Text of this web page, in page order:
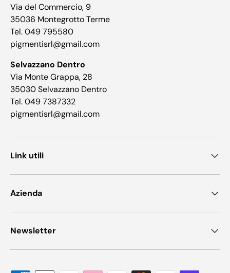
Via del Commercio, 9
35036 Montegrotto Terme
Tel. 049 795580
pigmentisrl@gmail.com
Selvazzano Dentro
Via Monte Grappa, 28
35030 Selvazzano Dentro
Tel. 049 7387332
pigmentisrl@gmail.com
Link utili
Azienda
Newsletter